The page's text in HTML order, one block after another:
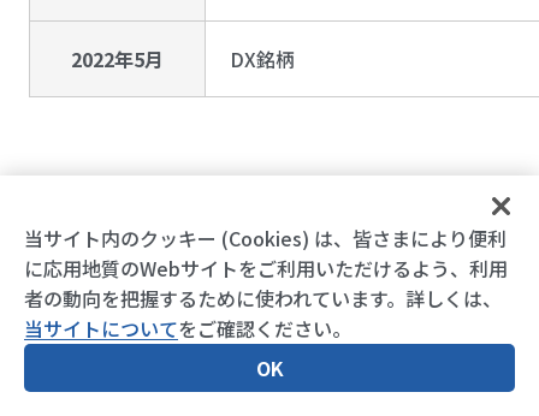
2022年5月 DX銘柄
当サイト内のクッキー (Cookies) は、皆さまにより便利
に応用地質のWebサイトをご利用いただけるよう、利用
者の動向を把握するために使われています。詳しくは、
当サイトについてをご確認ください。
OK